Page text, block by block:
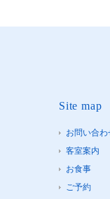
Site map
お問い合わ
客室案内
お食事
ご予約